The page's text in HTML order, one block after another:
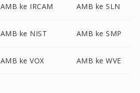
AMB ke IRCAM AMB ke SLN
AMB ke NIST AMB ke SMP
AMB ke VOX AMB ke WVE